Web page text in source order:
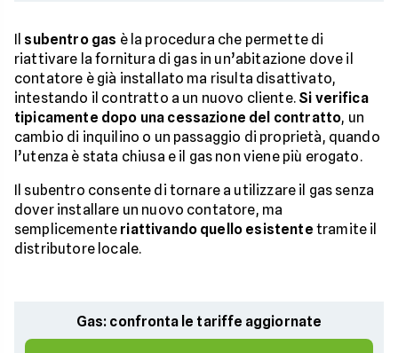
Il subentro gas è la procedura che permette di
riattivare la fornitura di gas in un’abitazione dove il
contatore è già installato ma risulta disattivato,
intestando il contratto a un nuovo cliente. Si verifica
tipicamente dopo una cessazione del contratto, un
cambio di inquilino o un passaggio di proprietà, quando
l’utenza è stata chiusa e il gas non viene più erogato.
Il subentro consente di tornare a utilizzare il gas senza
dover installare un nuovo contatore, ma
semplicemente riattivando quello esistente tramite il
distributore locale.
Gas: confronta le tariffe aggiornate